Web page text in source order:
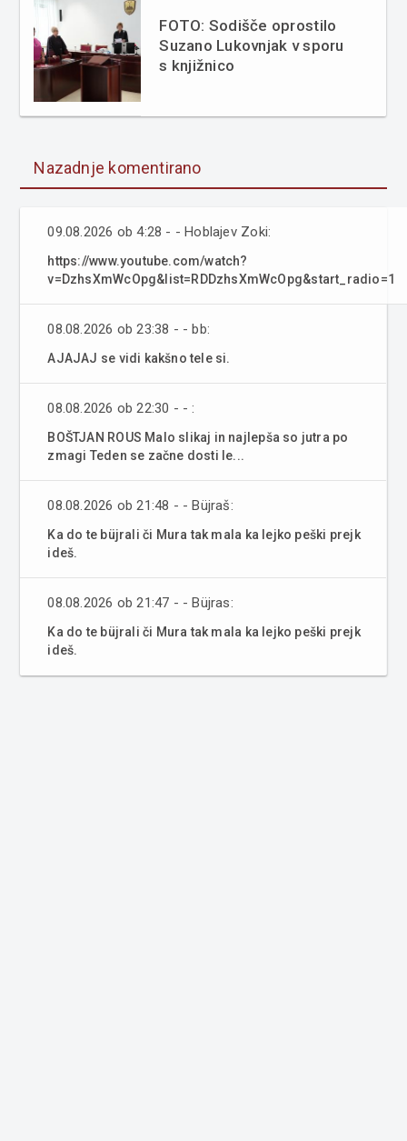
FOTO: Sodišče oprostilo
Suzano Lukovnjak v sporu
s knjižnico
Nazadnje komentirano
09.08.2026 ob 4:28 - - Hoblajev Zoki:
https://www.youtube.com/watch?
v=DzhsXmWcOpg&list=RDDzhsXmWcOpg&start_radio=1
08.08.2026 ob 23:38 - - bb:
AJAJAJ se vidi kakšno tele si.
08.08.2026 ob 22:30 - - :
BOŠTJAN ROUS Malo slikaj in najlepša so jutra po
zmagi Teden se začne dosti le...
08.08.2026 ob 21:48 - - Büjraš:
Ka do te büjrali či Mura tak mala ka lejko peški prejk
ideš.
08.08.2026 ob 21:47 - - Büjras:
Ka do te büjrali či Mura tak mala ka lejko peški prejk
ideš.